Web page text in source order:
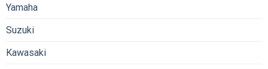
Yamaha
Suzuki
Kawasaki